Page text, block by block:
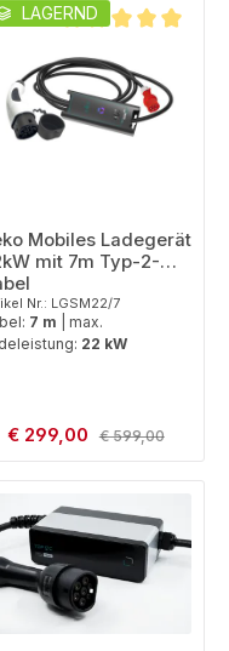
von 5 von 5 Sternen
LAGERND
Mobiles Ladegerät
mit 7m Typ-2-
Nr.: LGSM22/7
7 m
22 kW
Verkaufspreis:
€ 299,00 Regulärer Preis:
€ 599,00